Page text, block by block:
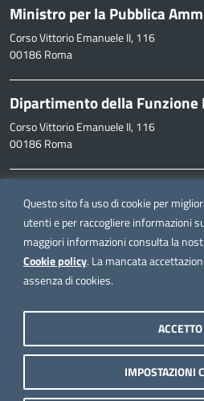
Questo sito fa uso di cookie per
utenti e per raccogliere informazioni
maggiori informazioni consulta la
Cookie policy. La mancata
assenza di cookies.
IMPOSTAZIONI
ACCETTO
Ministro per la Pubblica
Corso Vittorio Emanuele II, 116
00186 Roma
Dipartimento della Funzione
Corso Vittorio Emanuele II, 116
00186 Roma
inpa@funzionepubblica.it
FAQ
FAQ – Domande e risposte
Seguici su
Note legali